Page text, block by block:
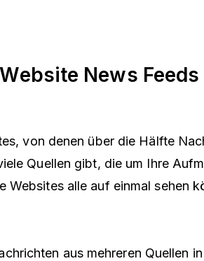
News Feeds
von denen über die Hälfte
Quellen gibt, die um Ihre
Websites alle auf einmal sehen
aus mehreren Quellen